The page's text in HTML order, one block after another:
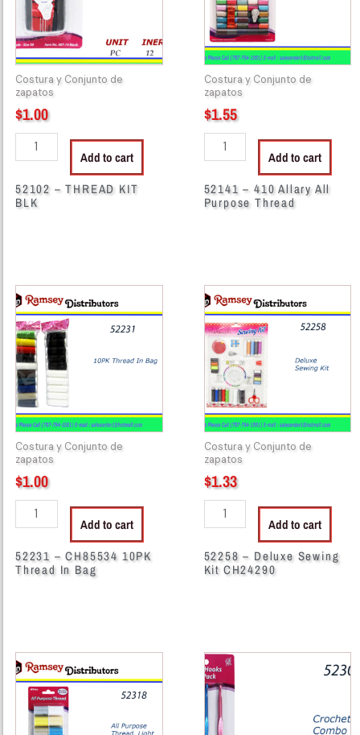
Costura y Conjunto de
zapatos
$1.00
quantity
Add to cart
52102 – THREAD KIT
BLK
Costura y Conjunto de
zapatos
$1.55
Purpose
Thread
quantity
Add to cart
52141 – 410 Allary All
Purpose Thread
Costura y Conjunto de
zapatos
$1.00
-
CH85534
10PK
Thread
In
Bag
quantity
Add to cart
52231 – CH85534 10PK
Thread In Bag
Costura y Conjunto de
zapatos
$1.33
-
Deluxe
Sewing
Kit
CH24290
quantity
Add to cart
52258 – Deluxe Sewing
Kit CH24290
52318
-
404-
02
52305
-
3626
Crochet
Hooks